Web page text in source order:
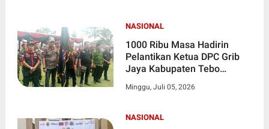
NASIONAL
1000 Ribu Masa Hadirin
Pelantikan Ketua DPC Grib
Jaya Kabupaten Tebo
Minggu, Juli 05, 2026
NASIONAL